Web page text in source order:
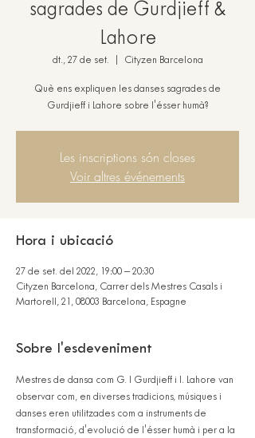
sagrades de Gurdjieff &
Lahore
dt., 27 de set. Cityzen Barcelona
Què ens expliquen les danses sagrades de
Gurdjieff i Lahore sobre l'ésser humà?
Les inscriptions són closes
Voir altres événements
Hora i ubicació
27 de set. del 2022, 19:00 – 20:30
Cityzen Barcelona, Carrer dels Mestres Casals i
Martorell, 21, 08003 Barcelona, Espagne
Sobre l'esdeveniment
Mestres de dansa com G. I Gurdjieff i I. Lahore van
observar com, en diverses tradicions, músiques i
danses eren utilitzades com a instruments de
transformació, d'evolució de l'ésser humà i per a la